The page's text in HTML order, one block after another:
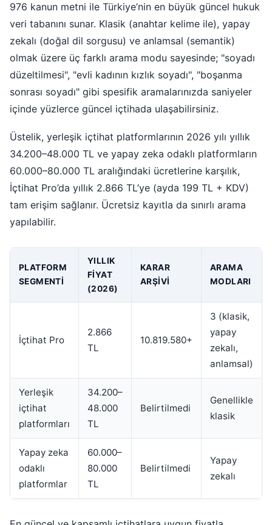
976 kanun metni ile Türkiye’nin en büyük güncel hukuk
veri tabanını sunar. Klasik (anahtar kelime ile), yapay
zekalı (doğal dil sorgusu) ve anlamsal (semantik)
olmak üzere üç farklı arama modu sayesinde; "soyadı
düzeltilmesi", "evli kadının kızlık soyadı", "boşanma
sonrası soyadı" gibi spesifik aramalarınızda saniyeler
içinde yüzlerce güncel içtihada ulaşabilirsiniz.
Üstelik, yerleşik içtihat platformlarının 2026 yılı yıllık
34.200–48.000 TL ve yapay zeka odaklı platformların
60.000–80.000 TL aralığındaki ücretlerine karşılık,
İçtihat Pro’da yıllık 2.866 TL’ye (ayda 199 TL + KDV)
tam erişim sağlanır. Ücretsiz kayıtla da sınırlı arama
yapılabilir.
PLATFORM
SEGMENTI
YILLIK
FIYAT
(2026)
KARAR
ARŞIVI
ARAMA
MODLARI
İçtihat Pro
2.866
TL
10.819.580+
3 (klasik,
yapay
zekalı,
anlamsal)
Yerleşik
içtihat
platformları
34.200–
48.000
TL
Belirtilmedi
Genellikle
klasik
Yapay zeka
odaklı
platformlar
60.000–
80.000
TL
Belirtilmedi
Yapay
zekalı